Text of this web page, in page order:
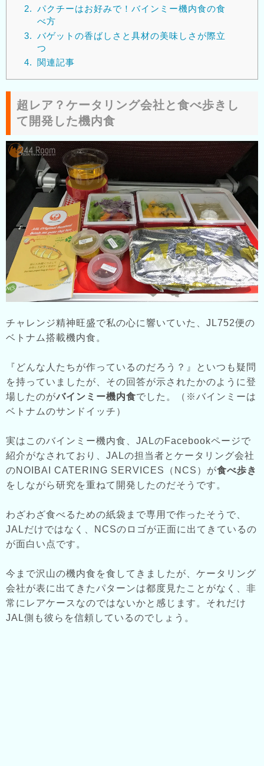
2. パクチーはお好みで！バインミー機内食の食
べ方
3. バゲットの香ばしさと具材の美味しさが際立
つ
4.
関連記事
超レア？ケータリング会社と食べ歩きし
て開発した機内食
チャレンジ精神旺盛で私の心に響いていた、JL752便の
ベトナム搭載機内食。
『どんな人たちが作っているのだろう？』といつも疑問
を持っていましたが、その回答が示されたかのように登
場したのがバインミー機内食でした。（※バインミーは
ベトナムのサンドイッチ）
実はこのバインミー機内食、JALのFacebookページで
紹介がなされており、JALの担当者とケータリング会社
のNOIBAI CATERING SERVICES（NCS）が食べ歩き
をしながら研究を重ねて開発したのだそうです。
わざわざ食べるための紙袋まで専用で作ったそうで、
JALだけではなく、NCSのロゴが正面に出てきているの
が面白い点です。
今まで沢山の機内食を食してきましたが、ケータリング
会社が表に出てきたパターンは都度見たことがなく、非
常にレアケースなのではないかと感じます。それだけ
JAL側も彼らを信頼しているのでしょう。